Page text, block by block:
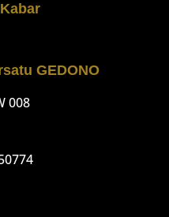
Kabar
GEDONO
008